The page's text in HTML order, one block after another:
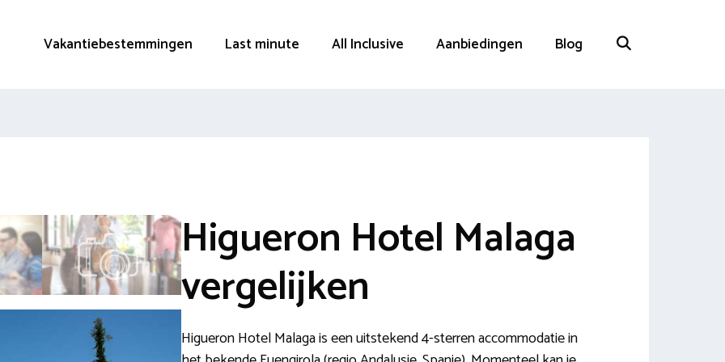
Vakantiebestemmingen Last minute All Inclusive Aanbiedingen Blog
Higueron Hotel Malaga
vergelijken
Higueron Hotel Malaga is een uitstekend 4-sterren accommodatie in